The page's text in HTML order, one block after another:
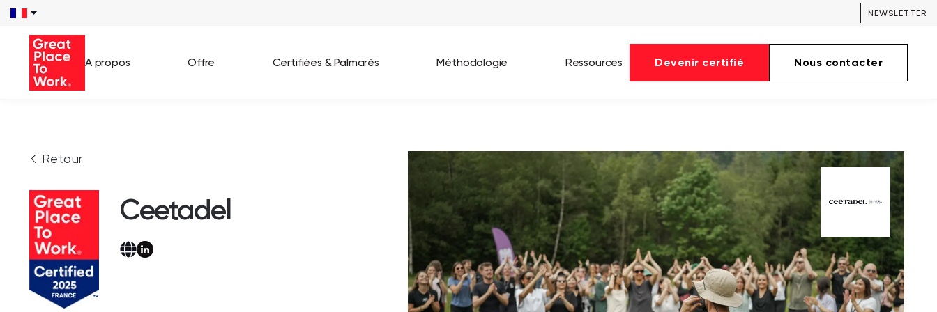
NEWSLETTER
A propos Offre Certifiées & Palmarès
Best Workplaces France 2026
Great Place To Work In Tech 2026
Best Workplaces For Women 2025
Best Workplaces Europe 2025
Tous nos palmarès
Méthodologie Ressources Devenir certifié Nous contacter
Retour
Ceetadel